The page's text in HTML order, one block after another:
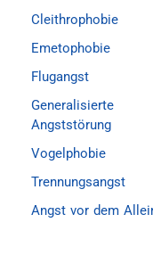
Cleithrophobie
Emetophobie
Flugangst
Generalisierte
Angststörung
Vogelphobie
Trennungsangst
Angst vor dem